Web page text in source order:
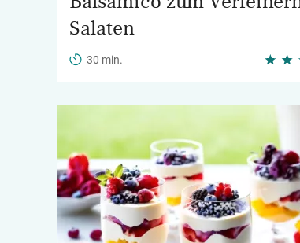
Salaten
30 min.